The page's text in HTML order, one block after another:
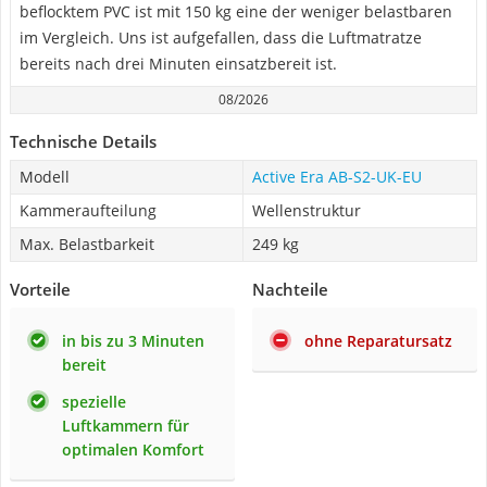
beflocktem PVC ist mit 150 kg eine der weniger belastbaren
im Vergleich. Uns ist aufgefallen, dass die Luftmatratze
bereits nach drei Minuten einsatzbereit ist.
08/2026
Technische Details
Modell
Active Era AB-S2-UK-EU
Kammeraufteilung
Wellenstruktur
Max. Belastbarkeit
249 kg
Vorteile
in bis zu 3 Minuten
bereit
spezielle
Luftkammern für
optimalen Komfort
Nachteile
ohne Reparatursatz